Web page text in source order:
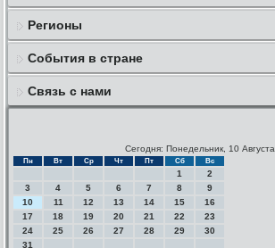
Регионы
События в стране
Связь с нами
Сегодня: Понедельник, 10 Августа
Пн Вт Ср Чт Пт Сб Вс
1
2
3
4 5 6 7 8
9
10
11 12 13 14 15
16
17
18 19 20 21 22
23
24
25 26 27 28 29
30
31